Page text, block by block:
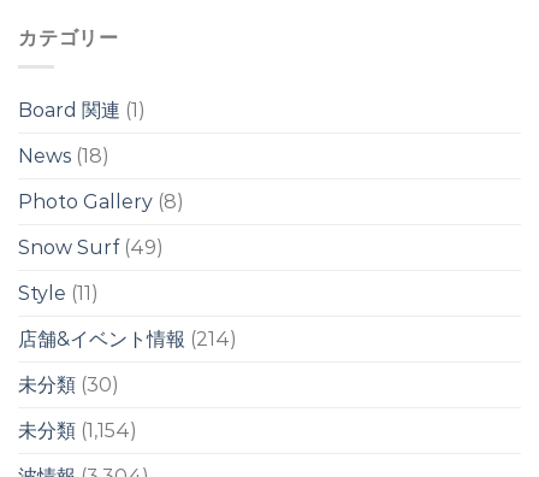
台
ウ
ェ
ル
は
ネ
台
風
号
影
は
明
け
ら？！
カテゴリー
Board 関連 (1)
News (18)
Photo Gallery (8)
Snow Surf(49)
Style (11)
店舗&イベント情報 (214)
未分類 (30)
未分類 (1,154)